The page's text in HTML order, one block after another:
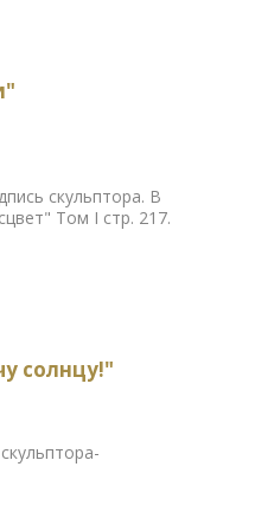
скульптора. В
Том I стр. 217.
солнцу!"